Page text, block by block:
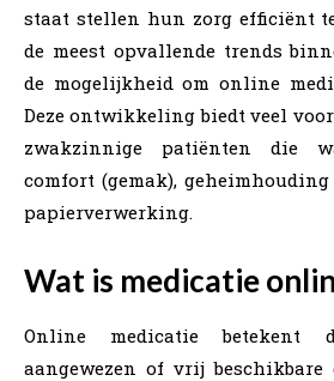
staat stellen hun zorg efficiënt
de meest opvallende trends
de mogelijkheid om online
Deze ontwikkeling biedt veel
zwakzinnige patiënten die
comfort (gemak),
papierverwerking.
Wat is medicatie
Online medicatie betekent
aangewezen of vrij beschikbare